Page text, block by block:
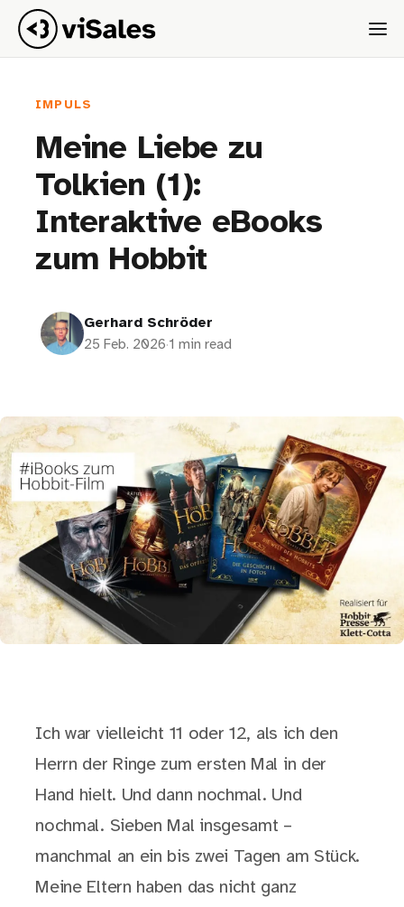
IMPULS
Meine Liebe zu
Tolkien (1):
Interaktive eBooks
zum Hobbit
Gerhard Schröder
25 Feb. 2026·1 min read
Ich war vielleicht 11 oder 12, als ich den
Herrn der Ringe zum ersten Mal in der
Hand hielt. Und dann nochmal. Und
nochmal. Sieben Mal insgesamt –
manchmal an ein bis zwei Tagen am Stück.
Meine Eltern haben das nicht ganz